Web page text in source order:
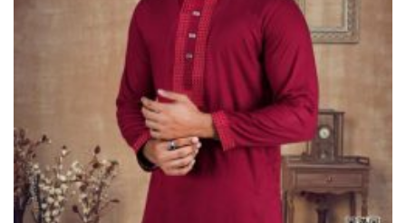
জরায়ুমুখ ক্যান্সার স্ক্রিনিংয়ে কুড়িগ্রামে
সেরা নাগেশ্বরী, সম্মাননা পেলেন নার্স
নাজমা
দুধকুমার নদে সাঁড়াশি অভিযান, জব্দ ২
হাজার ৫০০ মিটার চায়না জাল